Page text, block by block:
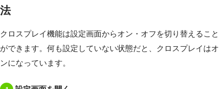
法
クロスプレイ機能は設定画面からオン・オフを切り替えること
ができます。何も設定していない状態だと、クロスプレイはオ
ンになっています。